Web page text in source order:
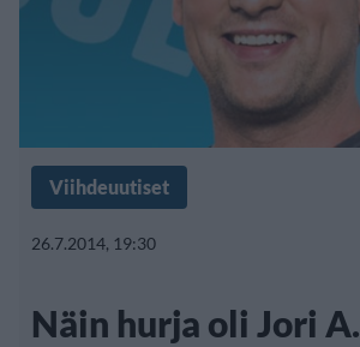
Viihdeuutiset
26.7.2014, 19:30
Näin hurja oli Jori A.